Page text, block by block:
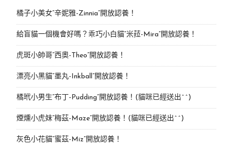
橘子小美女“辛妮雅-Zinnia”開放認養！
給盲貓一個機會好嗎？乖巧小白貓“米菈-Mira”開放認養！
虎斑小帥哥“西奧-Theo”開放認養！
漂亮小黑貓“墨丸-Inkball”開放認養！
橘玳小男生“布丁-Pudding”開放認養！(貓咪已經送出^^)
煙燻小虎妹“梅茲-Maze”開放認養！(貓咪已經送出^^)
灰色小花貓“蜜茲-Miz”開放認養！